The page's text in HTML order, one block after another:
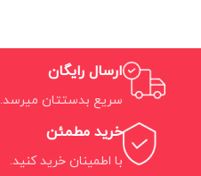
ارسال رایگان
سریع بدستتان میرسد.
خرید مطمئن
با اطمینان خرید کنید.